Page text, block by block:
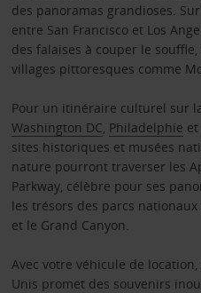
des panoramas grandioses.
entre San Francisco et Los
des falaises à couper le
villages pittoresques comme
Pour un itinéraire culturel sur
Washington DC Philadelphie
sites historiques et musées
nature pourront traverser les
Parkway, célèbre pour ses
les trésors des parcs nationaux
et le Grand Canyon.
Avec votre véhicule de
Unis promet des souvenirs